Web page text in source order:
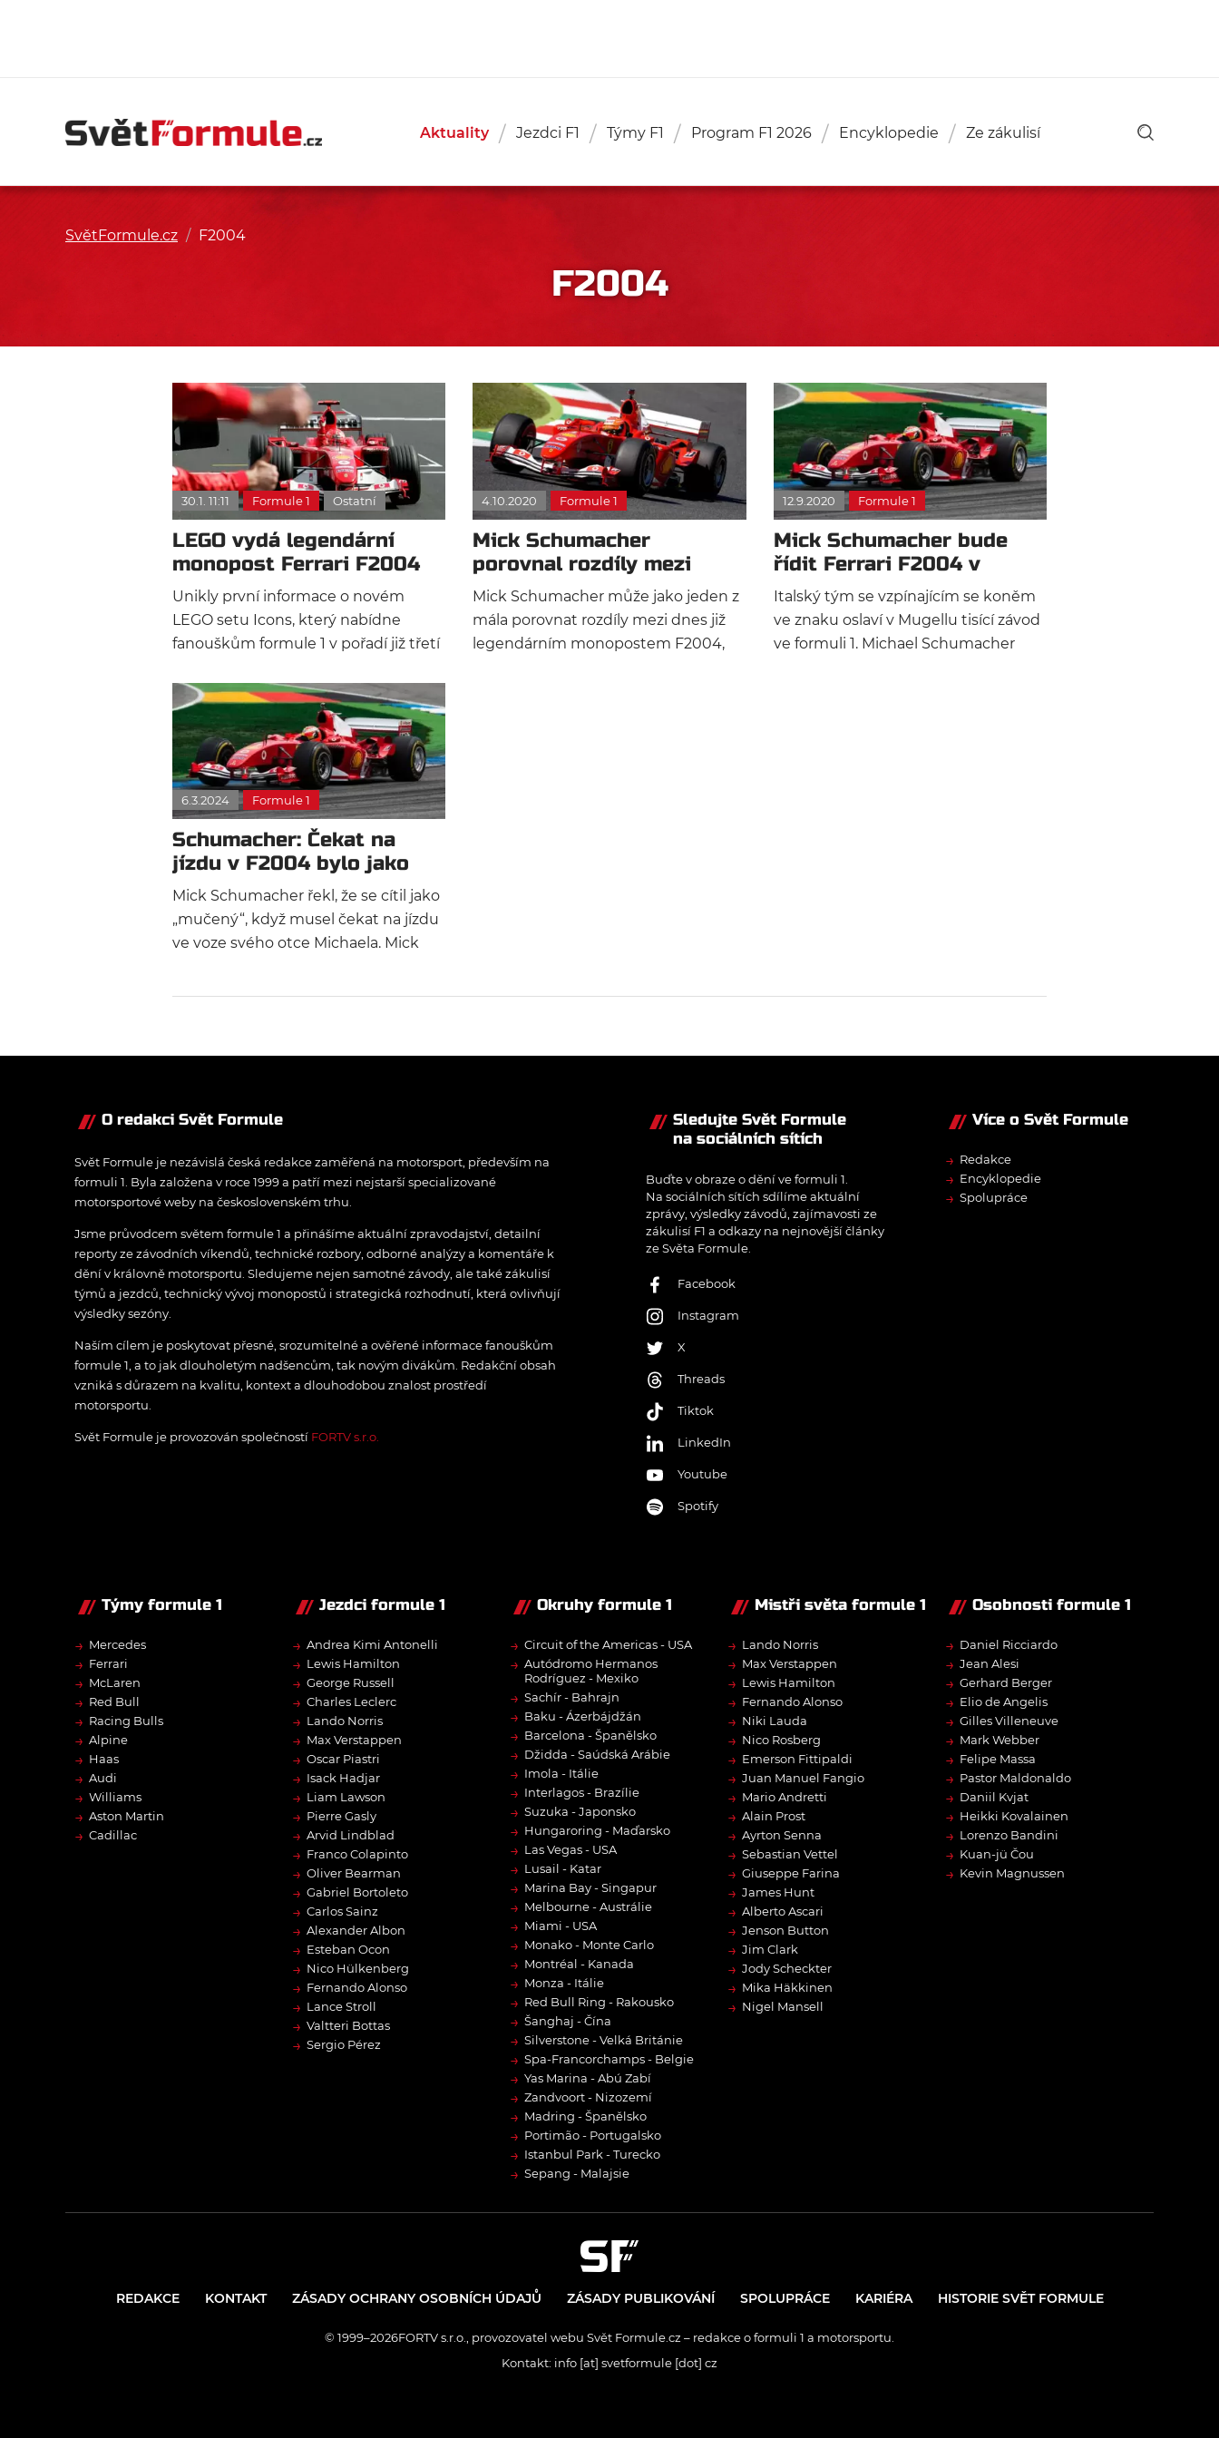
Aktuality Jezdci F1 Týmy F1 Program F1 2026 Encyklopedie Ze zákulisí
SvětFormule.cz / F2004
F2004
30.1. 11:11 Formule 1 Ostatní
LEGO vydá legendární
monopost Ferrari F2004
Michaela Schumachera
Unikly první informace o novém
LEGO setu Icons, který nabídne
fanouškům formule 1 v pořadí již třetí
motorsportu. Tentokrát se bude
jednat o Ferrari F2004, se kterým
Michael Schumacher získal svůj
poslední sedmý titul mistra světa.
4.10.2020 Formule 1
Mick Schumacher
porovnal rozdíly mezi
F2004 a SF71H
Mick Schumacher může jako jeden z
mála porovnat rozdíly mezi dnes již
legendárním monopostem F2004,
12.9.2020 Formule 1
Mick Schumacher bude
řídit Ferrari F2004 v
Mugellu
Italský tým se vzpínajícím se koněm
ve znaku oslaví v Mugellu tisící závod
ve formuli 1. Michael Schumacher
6.3.2024 Formule 1
Schumacher: Čekat na
jízdu v F2004 bylo jako
mučení
Mick Schumacher řekl, že se cítil jako
„mučený“, když musel čekat na jízdu
ve voze svého otce Michaela. Mick
O redakci Svět Formule
Svět Formule je nezávislá česká redakce zaměřená na motorsport, především na
formuli 1. Byla založena v roce 1999 a patří mezi nejstarší specializované
motorsportové weby na československém trhu.
Jsme průvodcem světem formule 1 a přinášíme aktuální zpravodajství, detailní
reporty ze závodních víkendů, technické rozbory, odborné analýzy a komentáře k
dění v královně motorsportu. Sledujeme nejen samotné závody, ale také zákulisí
týmů a jezdců, technický vývoj monopostů i strategická rozhodnutí, která ovlivňují
výsledky sezóny.
Naším cílem je poskytovat přesné, srozumitelné a ověřené informace fanouškům
formule 1, a to jak dlouholetým nadšencům, tak novým divákům. Redakční obsah
vzniká s důrazem na kvalitu, kontext a dlouhodobou znalost prostředí
motorsportu.
Svět Formule je provozován společností FORTV s.r.o.
Sledujte Svět Formule
na sociálních sítích
Buďte v obraze o dění ve formuli 1.
Na sociálních sítích sdílíme aktuální
zprávy, výsledky závodů, zajímavosti ze
zákulisí F1 a odkazy na nejnovější články
ze Světa Formule.
Facebook
Instagram
X
Threads
Tiktok
LinkedIn
Youtube
Spotify
Více o Svět Formule
→ Redakce
→ Encyklopedie
→ Spolupráce
Týmy formule 1
→ Mercedes
→ Ferrari
→ McLaren
→ Red Bull
→ Racing Bulls
→ Alpine
→ Haas
→ Audi
→ Williams
→ Aston Martin
→ Cadillac
Jezdci formule 1
→ Andrea Kimi Antonelli
→ Lewis Hamilton
→ George Russell
→ Charles Leclerc
→ Lando Norris
→ Max Verstappen
→ Oscar Piastri
→ Isack Hadjar
→ Liam Lawson
→ Pierre Gasly
→ Arvid Lindblad
→ Franco Colapinto
→ Oliver Bearman
→ Gabriel Bortoleto
→ Carlos Sainz
→ Alexander Albon
→ Esteban Ocon
→ Nico Hülkenberg
→ Fernando Alonso
→ Lance Stroll
→ Valtteri Bottas
→ Sergio Pérez
Okruhy formule 1
→ Circuit of the Americas - USA
→ Autódromo Hermanos
Rodríguez - Mexiko
→ Sachír - Bahrajn
→ Baku - Ázerbájdžán
→ Barcelona - Španělsko
→ Džidda - Saúdská Arábie
→ Imola - Itálie
→ Interlagos - Brazílie
→ Suzuka - Japonsko
→ Hungaroring - Maďarsko
→ Las Vegas - USA
→ Lusail - Katar
→ Marina Bay - Singapur
→ Melbourne - Austrálie
→ Miami - USA
→ Monako - Monte Carlo
→ Montréal - Kanada
→ Monza - Itálie
→ Red Bull Ring - Rakousko
→ Šanghaj - Čína
→ Silverstone - Velká Británie
→ Spa-Francorchamps - Belgie
→ Yas Marina - Abú Zabí
→ Zandvoort - Nizozemí
→ Madring - Španělsko
→ Portimão - Portugalsko
→ Istanbul Park - Turecko
→ Sepang - Malajsie
Mistři světa formule 1
→ Lando Norris
→ Max Verstappen
→ Lewis Hamilton
→ Fernando Alonso
→ Niki Lauda
→ Nico Rosberg
→ Emerson Fittipaldi
→ Juan Manuel Fangio
→ Mario Andretti
→ Alain Prost
→ Ayrton Senna
→ Sebastian Vettel
→ Giuseppe Farina
→ James Hunt
→ Alberto Ascari
→ Jenson Button
→ Jim Clark
→ Jody Scheckter
→ Mika Häkkinen
→ Nigel Mansell
Osobnosti formule 1
→ Daniel Ricciardo
→ Jean Alesi
→ Gerhard Berger
→ Elio de Angelis
→ Gilles Villeneuve
→ Mark Webber
→ Felipe Massa
→ Pastor Maldonaldo
→ Daniil Kvjat
→ Heikki Kovalainen
→ Lorenzo Bandini
→ Kuan-jü Čou
→ Kevin Magnussen
REDAKCE KONTAKT ZÁSADY OCHRANY OSOBNÍCH ÚDAJŮ ZÁSADY PUBLIKOVÁNÍ SPOLUPRÁCE KARIÉRA HISTORIE SVĚT FORMULE
© 1999–2026FORTV s.r.o., provozovatel webu Svět Formule.cz – redakce o formuli 1 a motorsportu.
Kontakt: info [at] svetformule [dot] cz